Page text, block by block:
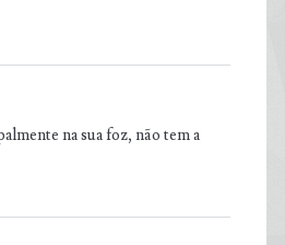
na sua foz, não tem a